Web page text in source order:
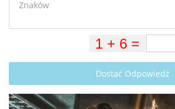
Dostać Odpowiedź